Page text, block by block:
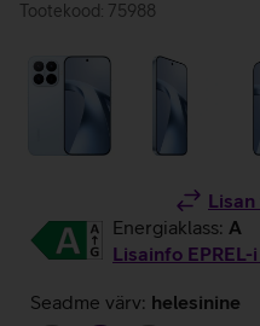
Tootekood: 75988
Energiaklass: A
Lisainfo EPREL-
Seadme värv: helesinine